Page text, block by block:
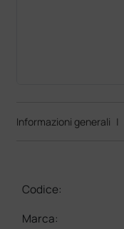
Informazioni generali |
Codice:
Marca: